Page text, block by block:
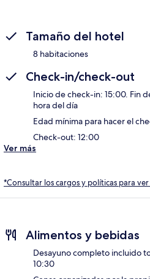
Tamaño del hotel
8 habitaciones
Check-in/check-out
Inicio de check-in: 15:00. Fin
hora del día
Edad mínima para hacer el
Check-out: 12:00
Ver más
*Consultar los cargos y políticas para
Alimentos y bebidas
Desayuno completo incluido
10:30